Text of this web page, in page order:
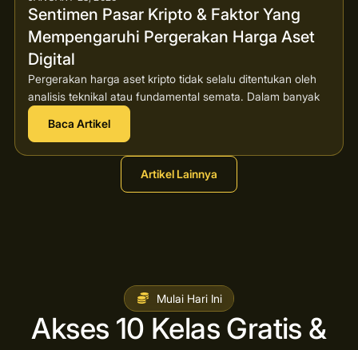
Sentimen Pasar Kripto & Faktor Yang
Mempengaruhi Pergerakan Harga Aset
Digital
Pergerakan harga aset kripto tidak selalu ditentukan oleh
analisis teknikal atau fundamental semata. Dalam banyak
Baca Artikel
Artikel Lainnya
Mulai Hari Ini
Akses 10 Kelas Gratis &